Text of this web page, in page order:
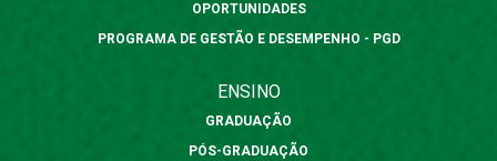
OPORTUNIDADES
PROGRAMA DE GESTÃO E DESEMPENHO - PGD
ENSINO
GRADUAÇÃO
PÓS-GRADUAÇÃO